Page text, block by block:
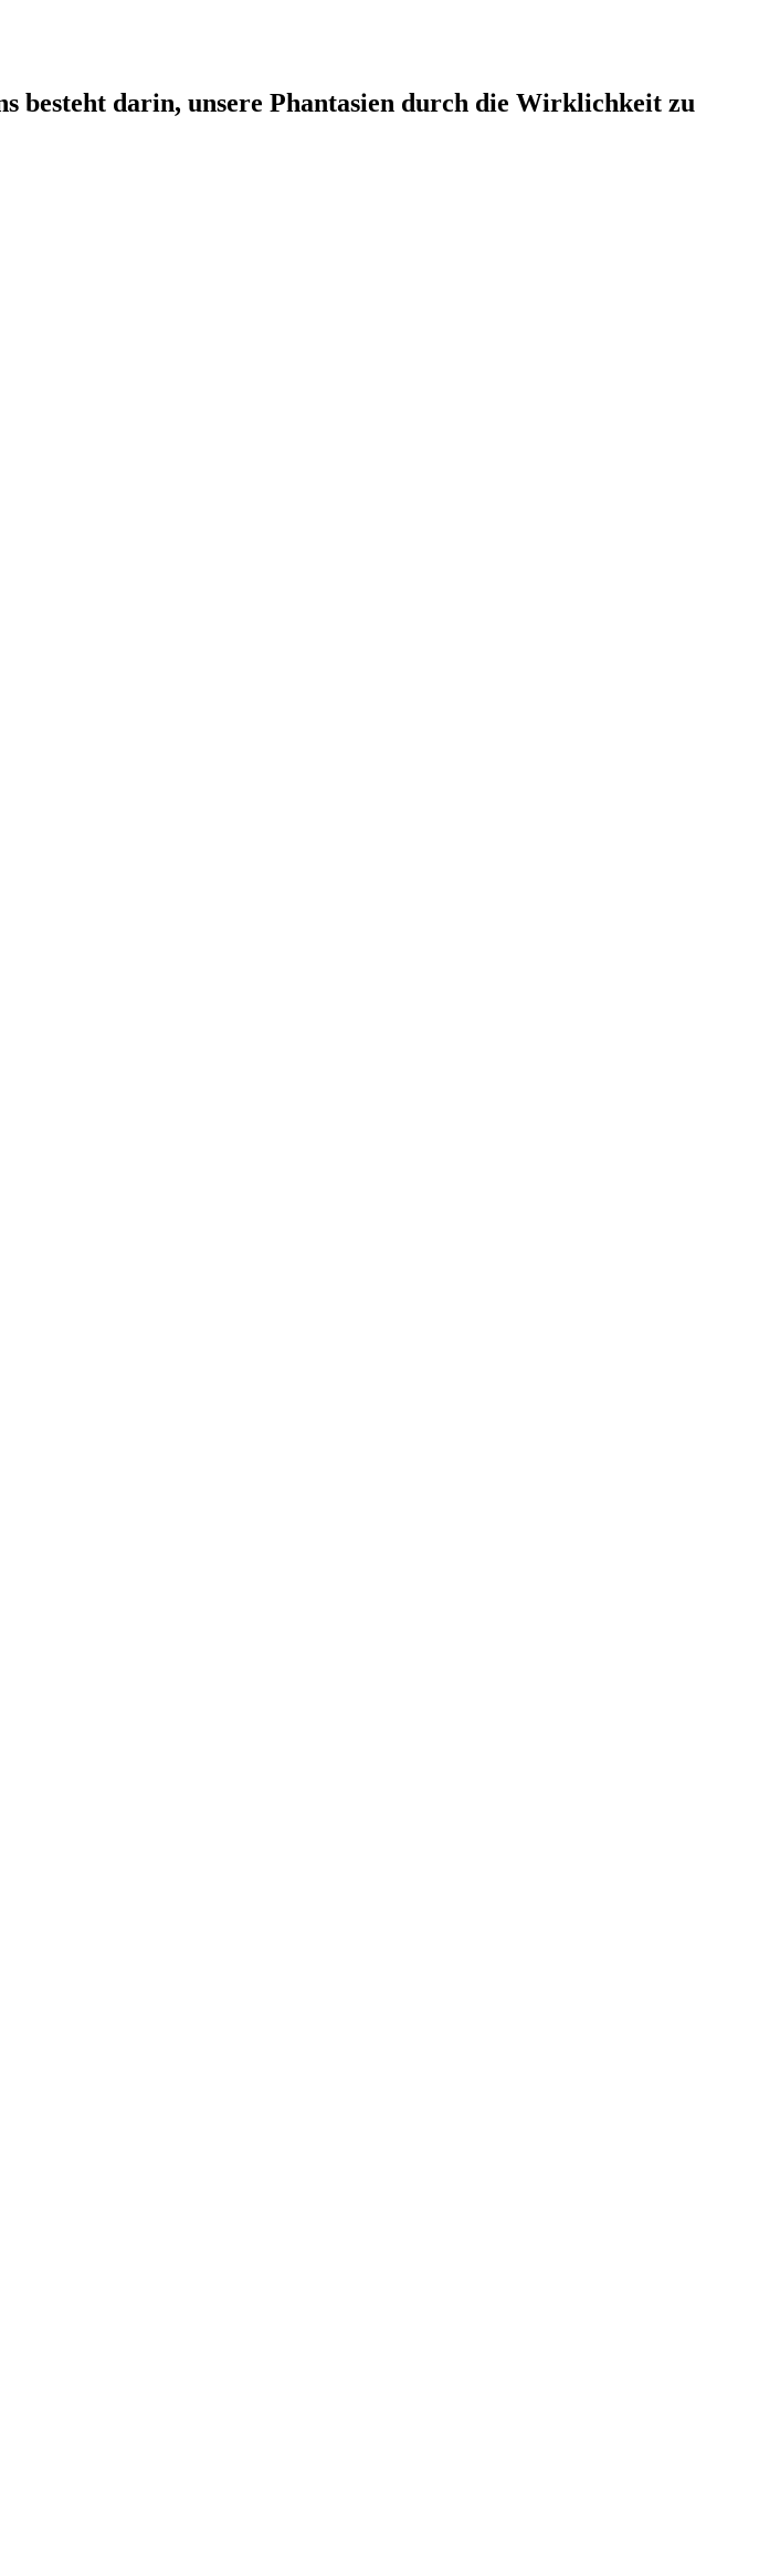
besteht darin, unsere Phantasien durch die Wirklichkeit zu